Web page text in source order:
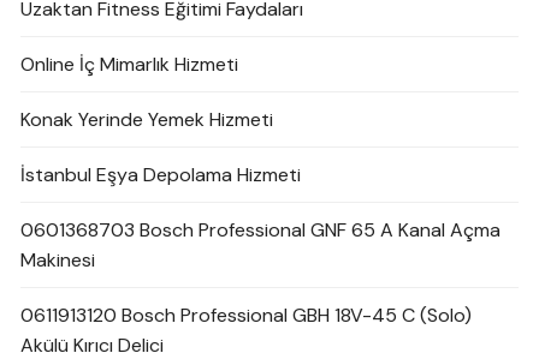
Uzaktan Fitness Eğitimi Faydaları
Online İç Mimarlık Hizmeti
Konak Yerinde Yemek Hizmeti
İstanbul Eşya Depolama Hizmeti
0601368703 Bosch Professional GNF 65 A Kanal Açma
Makinesi
0611913120 Bosch Professional GBH 18V-45 C (Solo)
Akülü Kırıcı Delici